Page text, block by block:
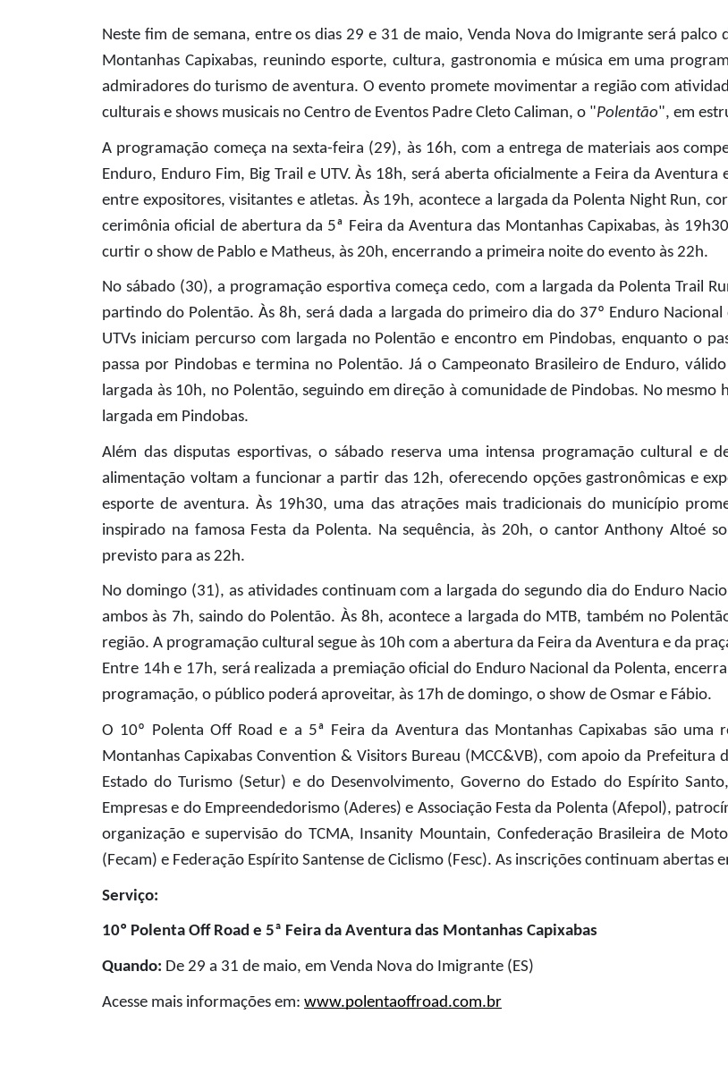
Neste fim de semana, entre os dias 29 e 31 de maio, Venda Nova do Imigrante será
Montanhas Capixabas, reunindo esporte, cultura, gastronomia e música em uma
admiradores do turismo de aventura. O evento promete movimentar a região com
culturais e shows musicais no Centro de Eventos Padre Cleto Caliman, o "Polentão", em
A programação começa na sexta-feira (29), às 16h, com a entrega de materiais aos
Enduro, Enduro Fim, Big Trail e UTV. Às 18h, será aberta oficialmente a Feira da
entre expositores, visitantes e atletas. Às 19h, acontece a largada da Polenta Night Run,
cerimônia oficial de abertura da 5ª Feira da Aventura das Montanhas Capixabas, às
curtir o show de Pablo e Matheus, às 20h, encerrando a primeira noite do evento às 22h.
No sábado (30), a programação esportiva começa cedo, com a largada da Polenta Trail
partindo do Polentão. Às 8h, será dada a largada do primeiro dia do 37º Enduro
UTVs iniciam percurso com largada no Polentão e encontro em Pindobas, enquanto o
passa por Pindobas e termina no Polentão. Já o Campeonato Brasileiro de Enduro,
largada às 10h, no Polentão, seguindo em direção à comunidade de Pindobas. No mesmo
largada em Pindobas.
Além das disputas esportivas, o sábado reserva uma intensa programação cultural e
alimentação voltam a funcionar a partir das 12h, oferecendo opções gastronômicas e
esporte de aventura. Às 19h30, uma das atrações mais tradicionais do município
inspirado na famosa Festa da Polenta. Na sequência, às 20h, o cantor Anthony Altoé
previsto para as 22h.
No domingo (31), as atividades continuam com a largada do segundo dia do Enduro
ambos às 7h, saindo do Polentão. Às 8h, acontece a largada do MTB, também no
região. A programação cultural segue às 10h com a abertura da Feira da Aventura e da
Entre 14h e 17h, será realizada a premiação oficial do Enduro Nacional da Polenta,
programação, o público poderá aproveitar, às 17h de domingo, o show de Osmar e Fábio.
O 10º Polenta Off Road e a 5ª Feira da Aventura das Montanhas Capixabas são uma
Montanhas Capixabas Convention & Visitors Bureau (MCC&VB), com apoio da Prefeitura
Estado do Turismo (Setur) e do Desenvolvimento, Governo do Estado do Espírito
Empresas e do Empreendedorismo (Aderes) e Associação Festa da Polenta (Afepol),
organização e supervisão do TCMA, Insanity Mountain, Confederação Brasileira de
(Fecam) e Federação Espírito Santense de Ciclismo (Fesc). As inscrições continuam abertas
Serviço:
10º Polenta Off Road e 5ª Feira da Aventura das Montanhas Capixabas
Quando: De 29 a 31 de maio, em Venda Nova do Imigrante (ES)
Acesse mais informações em: www.polentaoffroad.com.br